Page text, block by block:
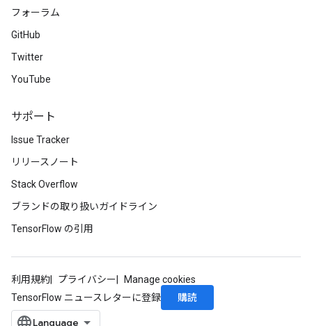
フォーラム
GitHub
Twitter
YouTube
サポート
Issue Tracker
リリースノート
Stack Overflow
ブランドの取り扱いガイドライン
TensorFlow の引用
利用規約 プライバシー
Manage cookies
TensorFlow ニュースレターに登録
購読